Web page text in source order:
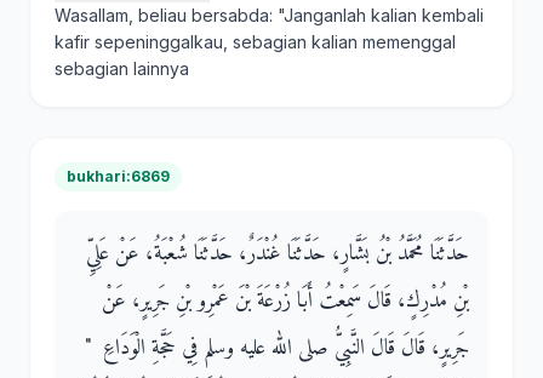
Wasallam, beliau bersabda: "Janganlah kalian kembali
kafir sepeninggalkau, sebagian kalian memenggal
sebagian lainnya
bukhari:6869
حَدَّثَنَا مُحَمَّدُ بْنُ بَشَّارٍ، حَدَّثَنَا غُنْدَرٌ، حَدَّثَنَا شُعْبَةُ، عَنْ عَلِيِّ
بْنِ مُدْرِكٍ، قَالَ سَمِعْتُ أَبَا زُرْعَةَ بْنَ عَمْرِو بْنِ جَرِيرٍ، عَنْ
جَرِيرٍ، قَالَ قَالَ النَّبِيُّ صلى الله عليه وسلم فِي حَجَّةِ الْوَدَاعِ ‏ "‏